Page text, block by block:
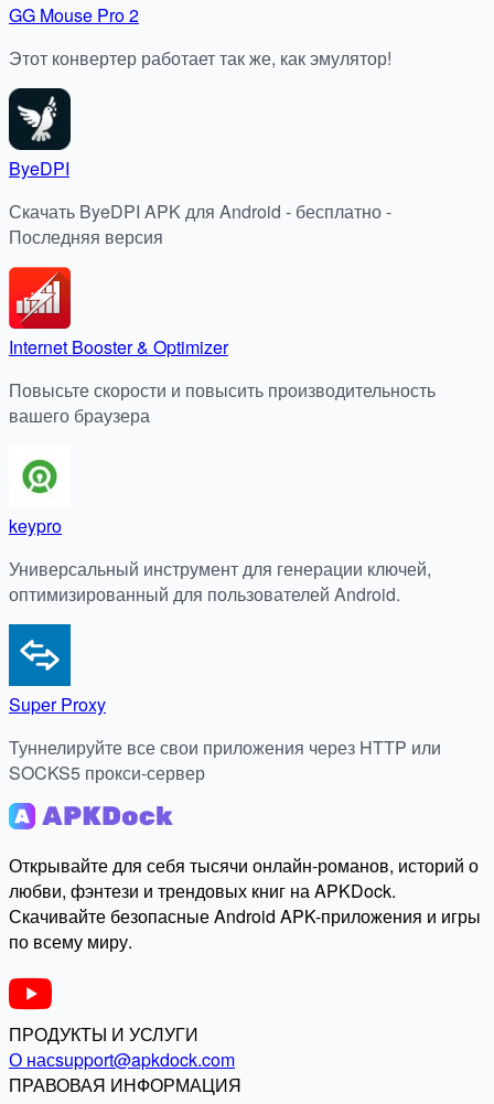
GG Mouse Pro 2
Этот конвертер работает так же, как эмулятор!
ByeDPI
Скачать ByeDPI APK для Android - бесплатно -
Последняя версия
Internet Booster & Optimizer
Повысьте скорости и повысить производительность
вашего браузера
keypro
Универсальный инструмент для генерации ключей,
оптимизированный для пользователей Android.
Super Proxy
Туннелируйте все свои приложения через HTTP или
SOCKS5 прокси-сервер
Открывайте для себя тысячи онлайн-романов, историй о
любви, фэнтези и трендовых книг на APKDock.
Скачивайте безопасные Android APK-приложения и игры
по всему миру.
ПРОДУКТЫ И УСЛУГИ
О насsupport@apkdock.com
ПРАВОВАЯ ИНФОРМАЦИЯ